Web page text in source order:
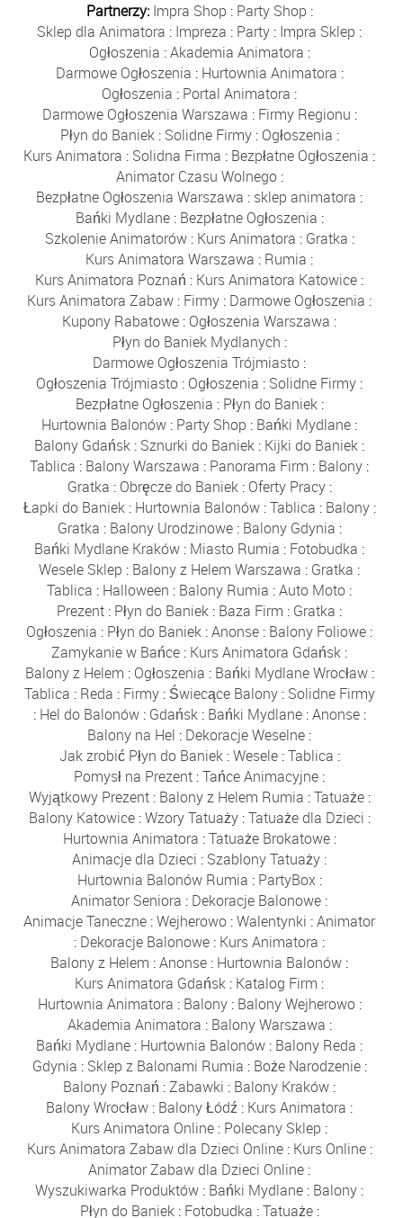
Partnerzy: Impra Shop : Party Shop :
Sklep dla Animatora : Impreza : Party : Impra Sklep :
Ogłoszenia :Akademia Animatora :
Darmowe Ogłoszenia : Hurtownia Animatora :
Ogłoszenia : Portal Animatora :
Darmowe Ogłoszenia Warszawa : Firmy Regionu :
Płyn do Baniek: Solidne Firmy: Ogłoszenia :
Kurs Animatora : Solidna Firma : Bezpłatne Ogłoszenia :
Animator Czasu Wolnego:
Bezpłatne Ogłoszenia Warszawa : sklep animatora :
Bańki Mydlane: Bezpłatne Ogłoszenia :
Szkolenie Animatorów: Kurs Animatora : Gratka :
Kurs Animatora Warszawa : Rumia :
Kurs Animatora Poznań : Kurs Animatora Katowice :
Kurs Animatora Zabaw : Firmy : Darmowe Ogłoszenia :
Kupony Rabatowe : Ogłoszenia Warszawa :
Płyn do Baniek Mydlanych :
Darmowe Ogłoszenia Trójmiasto :
Ogłoszenia Trójmiasto : Ogłoszenia : Solidne Firmy :
Bezpłatne Ogłoszenia : Płyn do Baniek:
Hurtownia Balonów : Party Shop : Bańki Mydlane :
Balony Gdańsk : Sznurki do Baniek : Kijki do Baniek :
Tablica : Balony Warszawa : Panorama Firm : Balony :
Gratka : Obręcze do Baniek: Oferty Pracy:
Łapki do Baniek: Hurtownia Balonów:Tablica : Balony:
Gratka : Balony Urodzinowe: Balony Gdynia :
Bańki Mydlane Kraków : Miasto Rumia : Fotobudka :
Wesele Sklep : Balony z Helem Warszawa : Gratka :
Tablica : Halloween : Balony Rumia :Auto Moto :
Prezent : Płyn do Baniek : Baza Firm : Gratka :
Ogłoszenia : Płyn do Baniek :Anonse : Balony Foliowe :
Zamykanie w Bańce : Kurs Animatora Gdańsk :
Balony z Helem : Ogłoszenia : Bańki Mydlane Wrocław:
Tablica : Reda : Firmy: Świecące Balony: Solidne Firmy
: Hel do Balonów: Gdańsk: Bańki Mydlane:Anonse:
Balony na Hel : Dekoracje Weselne :
Jak zrobić Płyn do Baniek:Wesele:Tablica :
Pomysł na Prezent :Tańce Animacyjne :
Wyjątkowy Prezent: Balony z Helem Rumia :Tatuaże:
Balony Katowice:Wzory Tatuaży:Tatuaże dla Dzieci :
Hurtownia Animatora :Tatuaże Brokatowe:
Animacje dla Dzieci : Szablony Tatuaży :
Hurtownia Balonów Rumia : PartyBox:
Animator Seniora : Dekoracje Balonowe :
Animacje Taneczne :Wejherowo :Walentynki :Animator
: Dekoracje Balonowe : Kurs Animatora :
Balony z Helem :Anonse : Hurtownia Balonów :
Kurs Animatora Gdańsk : Katalog Firm :
Hurtownia Animatora : Balony: Balony Wejherowo:
Akademia Animatora : Balony Warszawa :
Bańki Mydlane : Hurtownia Balonów : Balony Reda :
Gdynia : Sklep z Balonami Rumia : Boże Narodzenie:
Balony Poznań :Zabawki : Balony Kraków :
Balony Wrocław : Balony Łódź : Kurs Animatora :
Kurs Animatora Online : Polecany Sklep :
Kurs Animatora Zabaw dla Dzieci Online: Kurs Online:
Animator Zabaw dla Dzieci Online :
Wyszukiwarka Produktów : Bańki Mydlane : Balony :
Płyn do Baniek: Fotobudka :Tatuaże: